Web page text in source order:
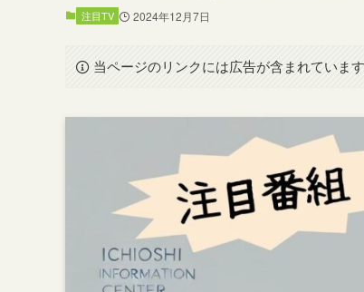
注目TV 2024年12月7日
当ページのリンクには広告が含まれています